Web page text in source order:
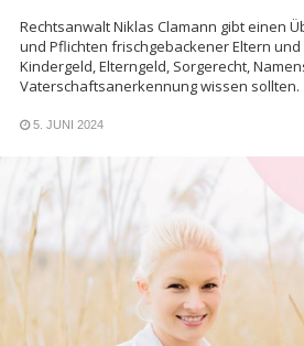
Rechtsanwalt Niklas Clamann gibt einen
und Pflichten frischgebackener Eltern
Kindergeld, Elterngeld, Sorgerecht,
Vaterschaftsanerkennung wissen sollten.
5. JUNI 2024
READ MORE